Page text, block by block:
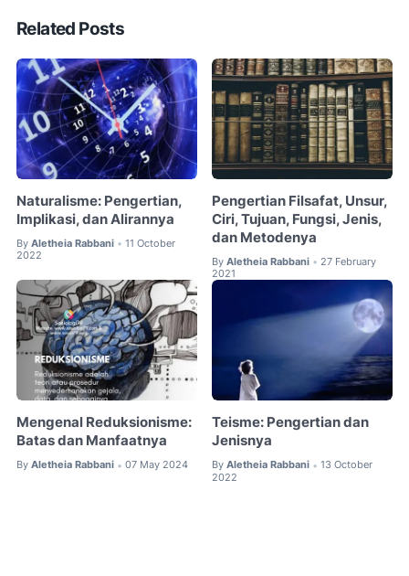
Related Posts
Naturalisme: Pengertian,
Implikasi, dan Alirannya
By Aletheia Rabbani • 11 October
2022
Pengertian Filsafat, Unsur,
Ciri, Tujuan, Fungsi, Jenis,
dan Metodenya
By Aletheia Rabbani • 27 February
2021
Mengenal Reduksionisme:
Batas dan Manfaatnya
By Aletheia Rabbani • 07 May 2024
Teisme: Pengertian dan
Jenisnya
By Aletheia Rabbani • 13 October
2022